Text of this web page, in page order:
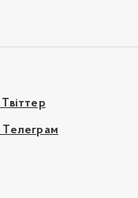
Твіттер
Телеграм